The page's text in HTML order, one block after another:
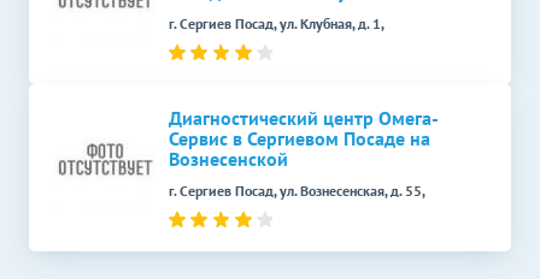
УЗИ молочных желез Без контраста С контрастом
УЗИ молочных желез
УЗИ в гастроэнтерологии Без контраста С контрастом
УЗИ брюшной полости 1300
2000р. -
УЗИ в урологии Без контраста С контрастом
г. Сергиев Посад, ул. Клубная, д. 1,
Диагностический центр Омега-
Сервис в Сергиевом Посаде на
Вознесенской
г. Сергиев Посад, ул. Вознесенская, д. 55,